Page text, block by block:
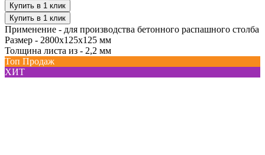
Купить в 1 клик
Купить в 1 клик
Применение - для производства бетонного распашного столба
Размер - 2800х125х125 мм
Толщина листа из - 2,2 мм
Топ Продаж
ХИТ